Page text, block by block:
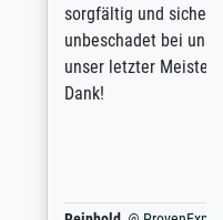
so dass es
Es wird nicht
sein. Vielen